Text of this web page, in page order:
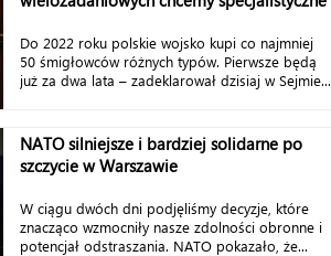
Do 2022 roku polskie wojsko kupi co najmniej
50 śmigłowców różnych typów. Pierwsze będą
już za dwa lata – zadeklarował dzisiaj w Sejmie...
NATO silniejsze i bardziej solidarne po
szczycie w Warszawie
W ciągu dwóch dni podjęliśmy decyzje, które
znacząco wzmocniły nasze zdolności obronne i
potencjał odstraszania. NATO pokazało, że...